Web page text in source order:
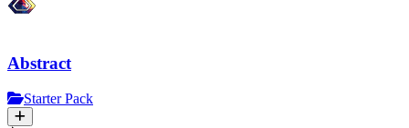
Abstract
Starter Pack